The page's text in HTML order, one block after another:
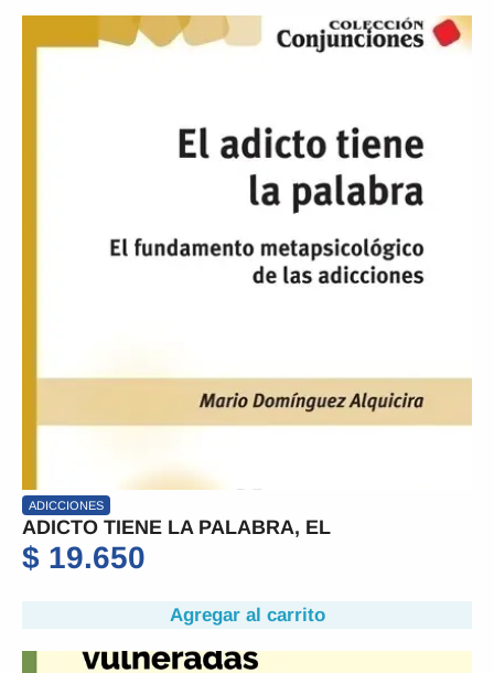
ADICCIONES
ADICTO TIENE LA PALABRA, EL
$ 19.650
Agregar al carrito